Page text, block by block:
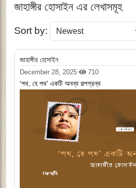
জাহাঙ্গীর হোসাইন এর লেখাসমূহ
Sort by:
জাহাঙ্গীর হোসাইন
December 28, 2025 710
‘পথ, হে পথ’ একটি অনন্য গল্পগ্রন্থ